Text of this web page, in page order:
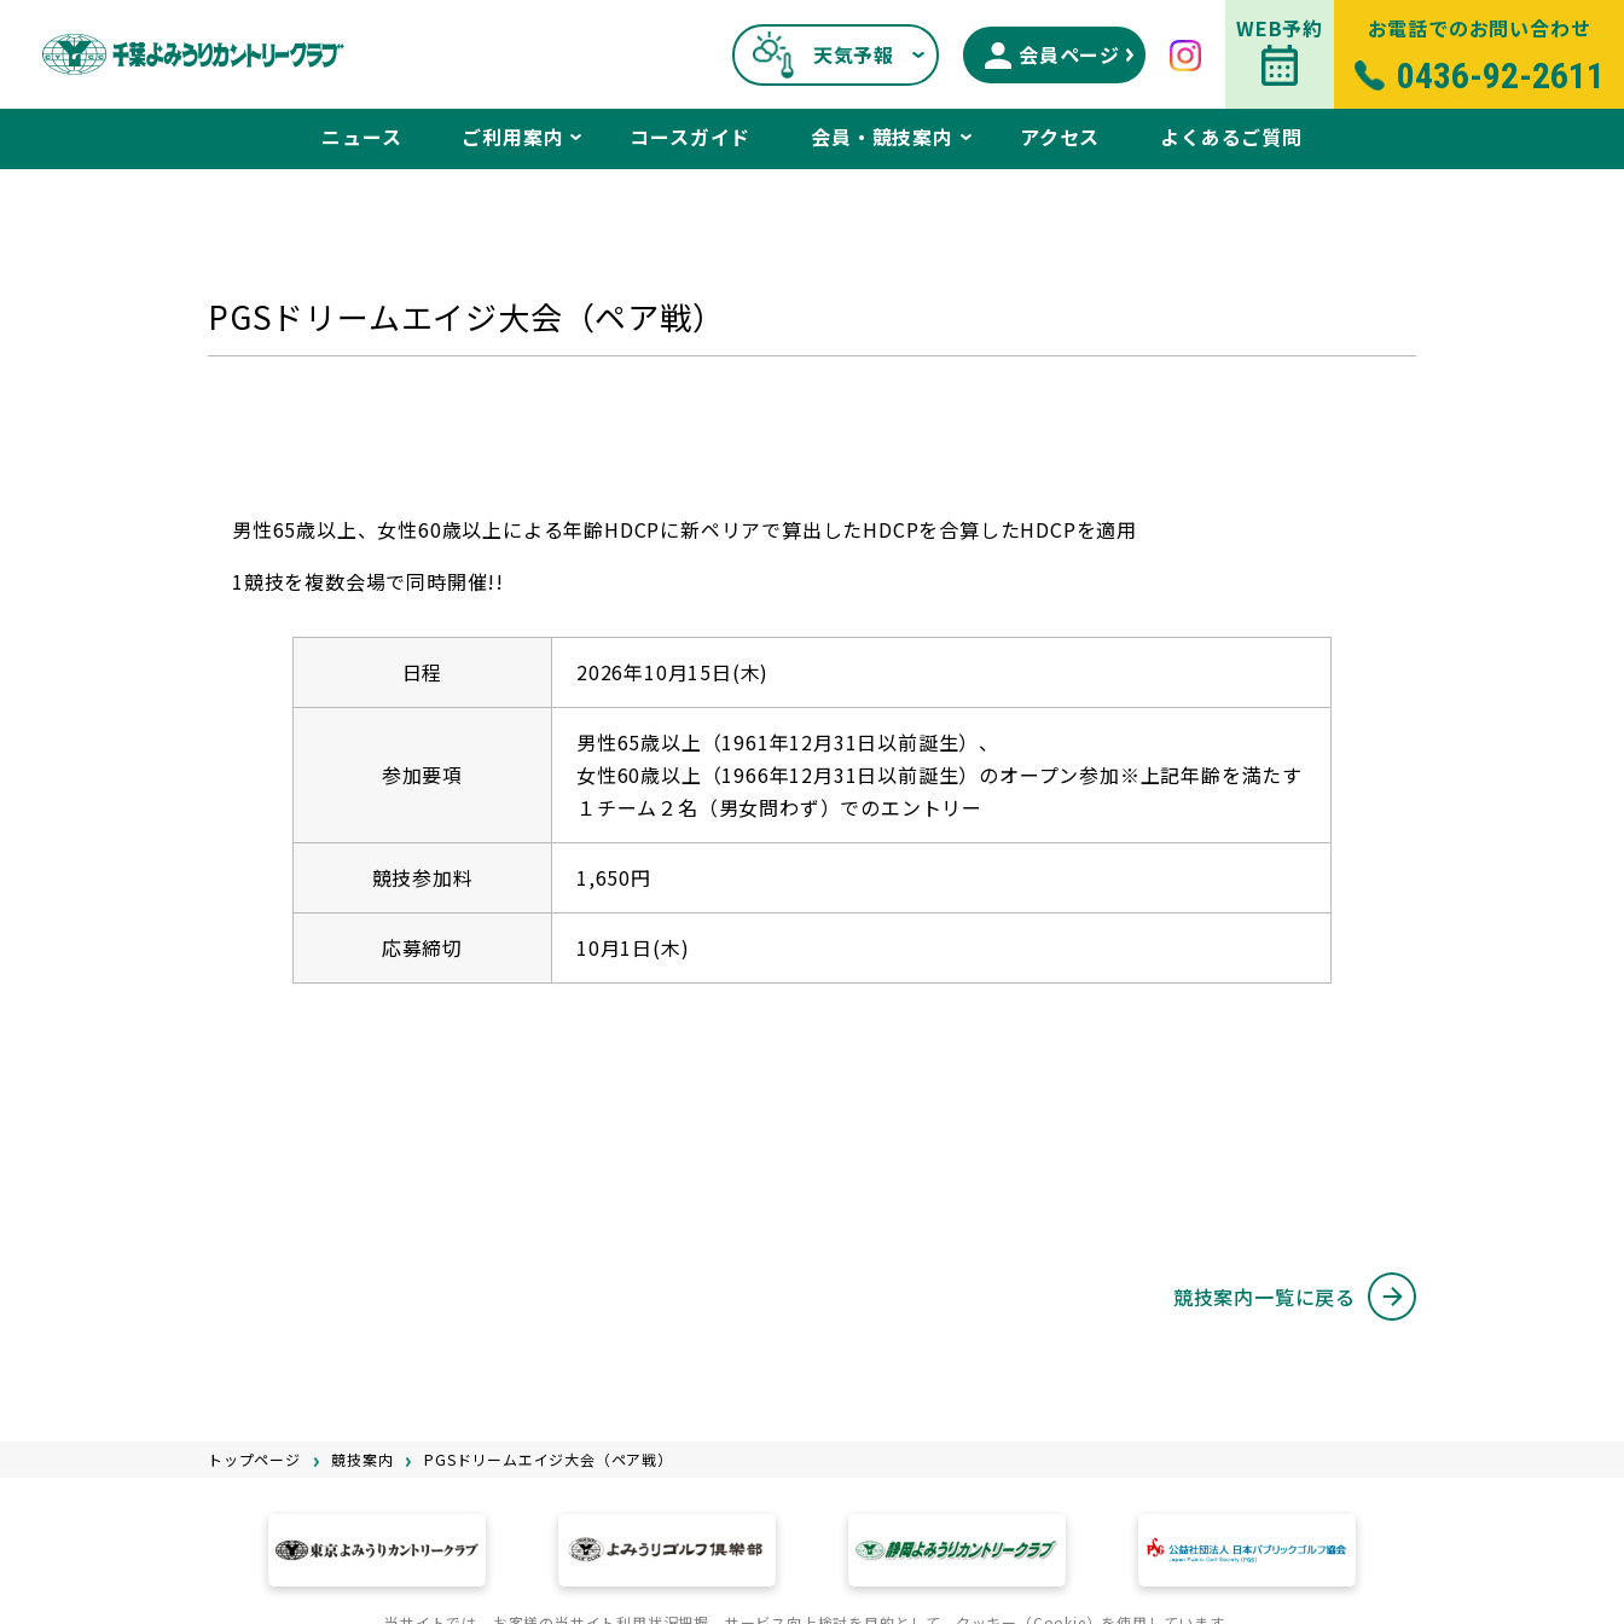
天気予報 会員ページ
WEB予約 お電話でのお問い合わせ
0436-92-2611
ニュース ご利用案内 コースガイド 会員・競技案内 アクセス よくあるご質問
PGSドリームエイジ大会（ペア戦）
男性65歳以上、女性60歳以上による年齢HDCPに新ペリアで算出したHDCPを合算したHDCPを適用
1競技を複数会場で同時開催!!
日程 2026年10月15日(木)
参加要項
男性65歳以上（1961年12月31日以前誕生）、
女性60歳以上（1966年12月31日以前誕生）のオープン参加※上記年齢を満たす
１チーム２名（男女問わず）でのエントリー
競技参加料 1,650円
応募締切 10月1日(木)
競技案内一覧に戻る
トップページ 競技案内 PGSドリームエイジ大会（ペア戦）